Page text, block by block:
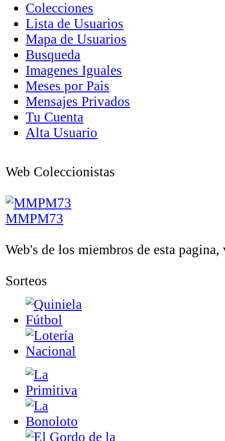
Colecciones
Lista de Usuarios
Mapa de Usuarios
Busqueda
Imagenes Iguales
Meses por Pais
Mensajes Privados
Tu Cuenta
Alta Usuario
Web Coleccionistas
MMPM73
Web's de los miembros de esta
Sorteos